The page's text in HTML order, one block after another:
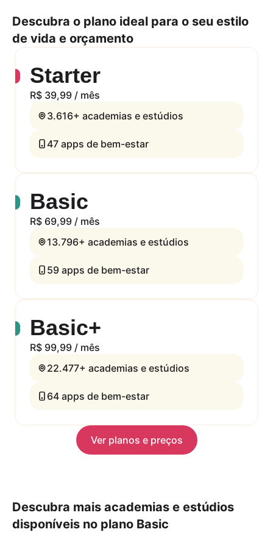
Itens de higiene pessoal
Loja de artigos esportivos
Nutricionista
Personal trainer
Portas adaptadas para cadeiras de
Os horários de funcionamento podem
Entre em contato com o parceiro para
mais informações.
Descubra o plano ideal para o seu estilo
de vida e orçamento
Starter
R$ 39,99 / mês
3.616+ academias e estúdios
47 apps de bem-estar
Basic
R$ 69,99 / mês
13.796+ academias e estúdios
59 apps de bem-estar
Basic+
R$ 99,99 / mês
22.477+ academias e estúdios
64 apps de bem-estar
Ver planos e preços
Descubra mais academias e estúdios
disponíveis no plano Basic